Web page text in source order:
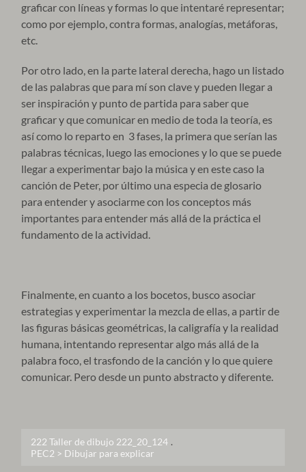
graficar con líneas y formas lo que intentaré representar;
como por ejemplo, contra formas, analogías, metáforas,
etc.
Por otro lado, en la parte lateral derecha, hago un listado
de las palabras que para mí son clave y pueden llegar a
ser inspiración y punto de partida para saber que
graficar y que comunicar en medio de toda la teoría, es
así como lo reparto en 3 fases, la primera que serían las
palabras técnicas, luego las emociones y lo que se puede
llegar a experimentar bajo la música y en este caso la
canción de Peter, por último una especia de glosario
para entender y asociarme con los conceptos más
importantes para entender más allá de la práctica el
fundamento de la actividad.
Finalmente, en cuanto a los bocetos, busco asociar
estrategias y experimentar la mezcla de ellas, a partir de
las figuras básicas geométricas, la caligrafía y la realidad
humana, intentando representar algo más allá de la
palabra foco, el trasfondo de la canción y lo que quiere
comunicar. Pero desde un punto abstracto y diferente.
222 Taller de dibujo 222_20_124 .
PEC2 > Dibujar para explicar